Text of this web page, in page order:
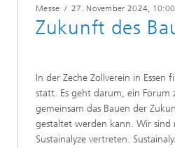
Messe / 27. November 2024,
Zukunft des
In der Zeche Zollverein in Essen
statt. Es geht darum, ein Forum
gemeinsam das Bauen der
gestaltet werden kann. Wir sind
Sustainalyze vertreten.